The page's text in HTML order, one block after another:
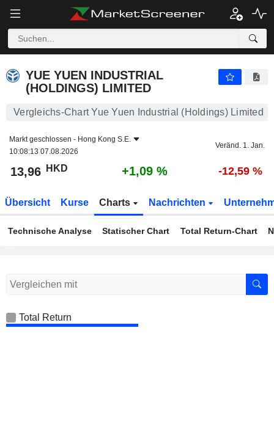
YUE YUEN INDUSTRIAL
(HOLDINGS) LIMITED
Vergleichs-Chart Yue Yuen Industrial (Holdings) Limited
Markt geschlossen - Hong Kong S.E.
10:08:13 07.08.2026
Veränd. 1. Jan.
13,96 HKD +1,09 % -12,59 %
Übersicht Kurse Charts Nachrichten
Technische Analyse Statischer Chart Total Return-Chart
Total Return